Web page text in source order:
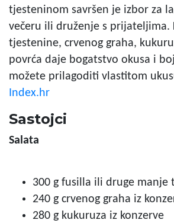
tjesteninom savršen je izbor za
večeru ili druženje s prijateljima.
tjestenine, crvenog graha,
povrća daje bogatstvo okusa i
možete prilagoditi vlastitom
Index.hr
Sastojci
Salata
300 g fusilla ili druge manje
240 g crvenog graha iz
280 g kukuruza iz konzerve